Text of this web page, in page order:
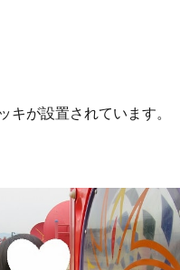
が設置されています。